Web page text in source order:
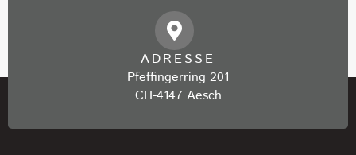
ADRESSE
Pfeffingerring 201
CH-4147 Aesch